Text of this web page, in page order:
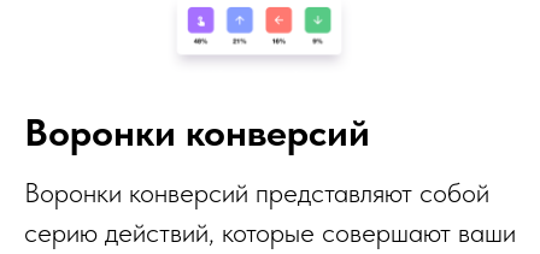
Воронки конверсий
Воронки конверсий представляют собой
серию действий, которые совершают ваши